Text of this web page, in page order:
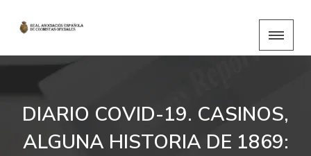
DIARIO COVID-19. CASINOS,
ALGUNA HISTORIA DE 1869: